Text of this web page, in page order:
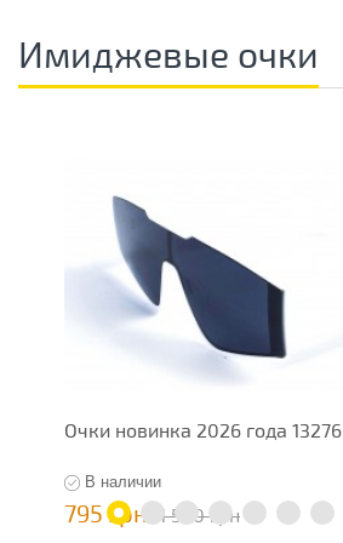
Имиджевые очки
Очки новинка 2026 года 13276
В наличии
795 грн 1 590 грн